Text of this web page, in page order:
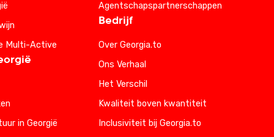
Multi-Active
in Georgië
Agentschapspartnerschappen
Bedrijf
Over Georgia.to
Ons Verhaal
Het Verschil
Kwaliteit boven kwantiteit
Inclusiviteit bij Georgia.to